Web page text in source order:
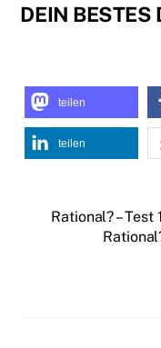
DEIN BESTES
teilen
teilen
Rational? –